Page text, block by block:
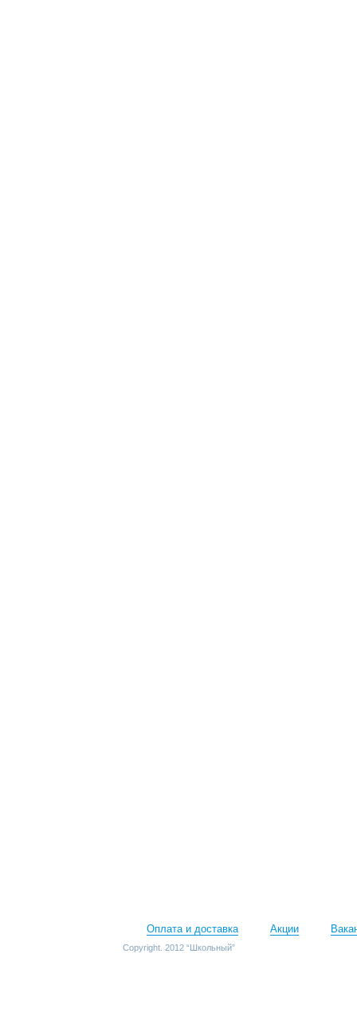
Оплата и доставка Акции
Copyright. 2012 “Школьный”